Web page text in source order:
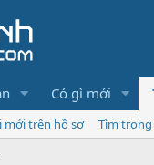
Có gì mới
mới trên hồ sơ
Tìm trong